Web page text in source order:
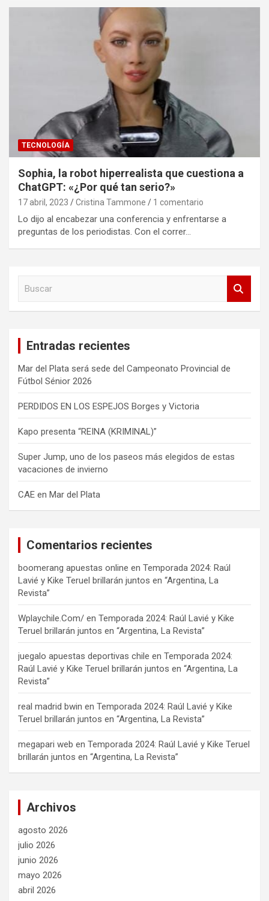
TECNOLOGÍA
Sophia, la robot hiperrealista que cuestiona a
ChatGPT: «¿Por qué tan serio?»
17 abril, 2023 Cristina Tammone 1 comentario
Lo dijo al encabezar una conferencia y enfrentarse a
preguntas de los periodistas. Con el correr…
Entradas recientes
Mar del Plata será sede del Campeonato Provincial de
Fútbol Sénior 2026
PERDIDOS EN LOS ESPEJOS Borges y Victoria
Kapo presenta “REINA (KRIMINAL)”
Super Jump, uno de los paseos más elegidos de estas
vacaciones de invierno
CAE en Mar del Plata
Comentarios recientes
boomerang apuestas online en Temporada 2024: Raúl
Lavié y Kike Teruel brillarán juntos en “Argentina, La
Revista”
Wplaychile.Com/ en Temporada 2024: Raúl Lavié y Kike
Teruel brillarán juntos en “Argentina, La Revista”
juegalo apuestas deportivas chile en Temporada 2024:
Raúl Lavié y Kike Teruel brillarán juntos en “Argentina, La
Revista”
real madrid bwin en Temporada 2024: Raúl Lavié y Kike
Teruel brillarán juntos en “Argentina, La Revista”
megapari web en Temporada 2024: Raúl Lavié y Kike Teruel
brillarán juntos en “Argentina, La Revista”
Archivos
agosto 2026
julio 2026
junio 2026
mayo 2026
abril 2026